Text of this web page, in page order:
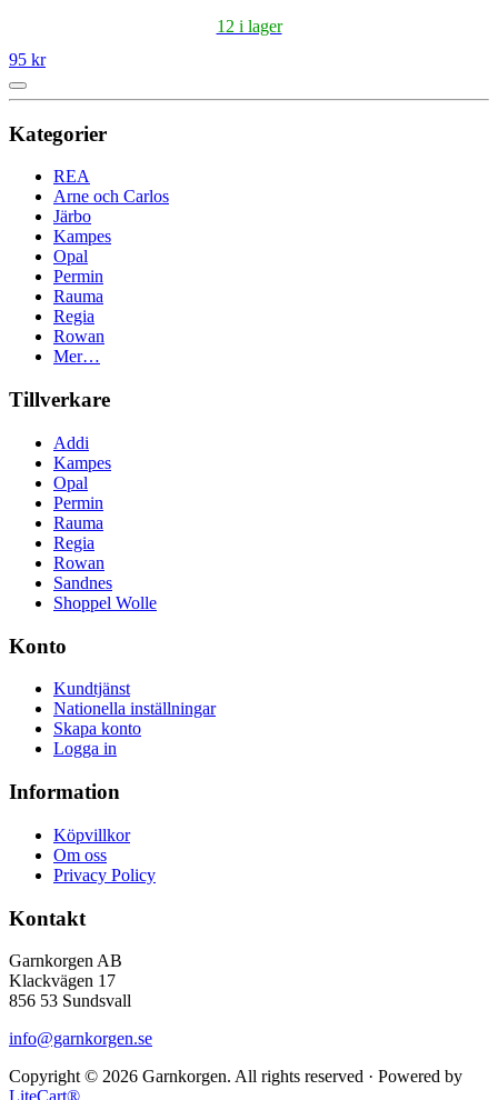
12 i lager
95 kr
Kategorier
REA
Arne och Carlos
Järbo
Kampes
Opal
Permin
Rauma
Regia
Rowan
Mer…
Tillverkare
Addi
Kampes
Opal
Permin
Rauma
Regia
Rowan
Sandnes
Shoppel Wolle
Konto
Kundtjänst
Nationella inställningar
Skapa konto
Logga in
Information
Köpvillkor
Om oss
Privacy Policy
Kontakt
Garnkorgen AB
Klackvägen 17
856 53 Sundsvall
info@garnkorgen.se
Copyright © 2026 Garnkorgen. All rights reserved · Powered by